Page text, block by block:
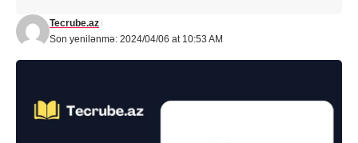
Son yenilənmə: 2024/04/06 at 10:53 AM
Tecrube.az